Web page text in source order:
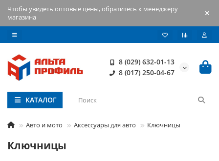
Чтобы увидеть оптовые цены, обратитесь к менеджеру
магазина
8 (029) 632-01-13
8 (017) 250-04-67
КАТАЛОГ
Авто и мото Аксессуары для авто Ключницы
Ключницы